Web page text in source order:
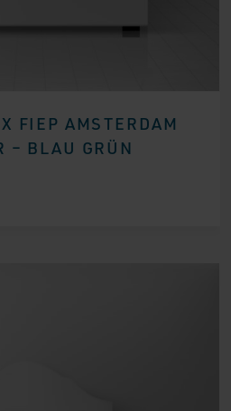
FIEP AMSTERDAM
– BLAU GRÜN